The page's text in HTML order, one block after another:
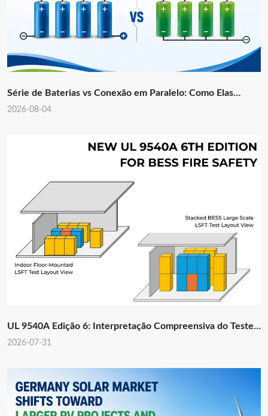
Série de Baterias vs Conexão em Paralelo: Como Elas
Afetam o Projeto do Sistema de Bateria de Lítio
2026-08-04
UL 9540A Edição 6: Interpretação Compreensiva do Teste
de Fogo em Grande Escala (LSFT)
2026-07-31